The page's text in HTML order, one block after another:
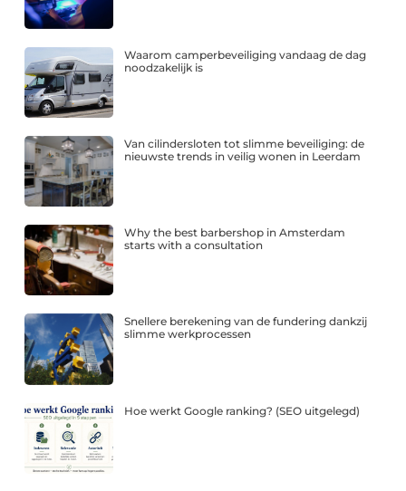
Waarom camperbeveiliging vandaag de dag
noodzakelijk is
Van cilindersloten tot slimme beveiliging: de
nieuwste trends in veilig wonen in Leerdam
Why the best barbershop in Amsterdam
starts with a consultation
Snellere berekening van de fundering dankzij
slimme werkprocessen
Hoe werkt Google ranking? (SEO uitgelegd)